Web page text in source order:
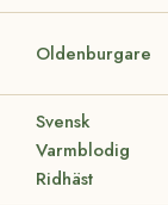
Oldenburgare
Svensk
Varmblodig
Ridhäst